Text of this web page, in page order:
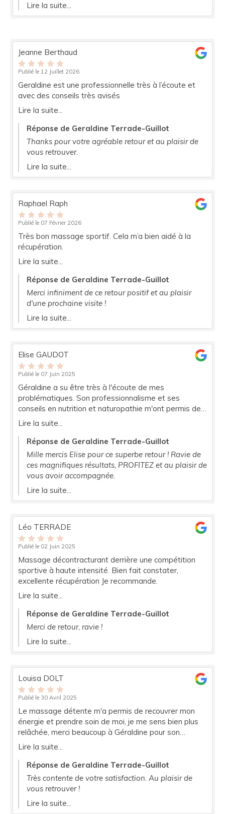
Lire la suite...
Jeanne Berthaud
Publié le 12 Juillet 2026
Geraldine est une professionnelle très à l’écoute et
avec des conseils très avisés
Lire la suite...
Réponse de Geraldine Terrade-Guillot
Thanks pour votre agréable retour et au plaisir de
vous retrouver.
Lire la suite...
Raphael Raph
Publié le 07 Février 2026
Très bon massage sportif. Cela m’a bien aidé à la
récupération.
Lire la suite...
Réponse de Geraldine Terrade-Guillot
Merci infiniment de ce retour positif et au plaisir
d'une prochaine visite !
Lire la suite...
Elise GAUDOT
Publié le 07 Juin 2025
Géraldine a su être très à l'écoute de mes
problématiques. Son professionnalisme et ses
conseils en nutrition et naturopathie m'ont permis de
retrouver dynamisme et vitalité. Je recommande
Lire la suite...
Réponse de Geraldine Terrade-Guillot
Mille mercis Elise pour ce superbe retour ! Ravie de
ces magnifiques résultats, PROFITEZ et au plaisir de
vous avoir accompagnée.
Lire la suite...
Léo TERRADE
Publié le 02 Juin 2025
Massage décontracturant derrière une compétition
sportive à haute intensité. Bien fait constater,
excellente récupération Je recommande.
Lire la suite...
Réponse de Geraldine Terrade-Guillot
Merci de retour, ravie !
Lire la suite...
Louisa DOLT
Publié le 30 Avril 2025
Le massage détente m'a permis de recouvrer mon
énergie et prendre soin de moi, je me sens bien plus
relâchée, merci beaucoup à Géraldine pour son
accompagnement!!!
Lire la suite...
Réponse de Geraldine Terrade-Guillot
Très contente de votre satisfaction. Au plaisir de
vous retrouver !
Lire la suite...